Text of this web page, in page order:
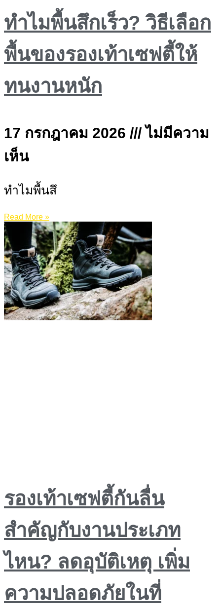
ทำไมพื้นสึกเร็ว? วิธีเลือก
พื้นของรองเท้าเซฟตี้ให้
ทนงานหนัก
17 กรกฎาคม 2026
ไม่มีความ
เห็น
ทำไมพื้นสึ
Read More »
รองเท้าเซฟตี้กันลื่น
สำคัญกับงานประเภท
ไหน? ลดอุบัติเหตุ เพิ่ม
ความปลอดภัยในที่